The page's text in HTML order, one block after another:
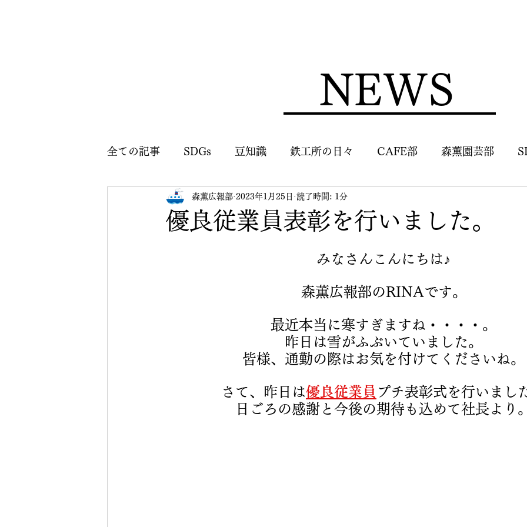
NEWS
全ての記事 SDGs 豆知識 鉄工所の日々 CAFE部 森薫園芸部
森薫広報部のお知らせ
優良従業員表彰を行いました。
森薫広報部 2023年1月25日 読了時間: 1分
みなさんこんにちは♪
森薫広報部のRINAです。
最近本当に寒すぎますね・・・・。
昨日は雪がふぶいていました。
皆様、通勤の際はお気を付けてくださいね。
さて、昨日は優良従業員 プチ表彰式を行いまし
日ごろの感謝と今後の期待も込めて社長より